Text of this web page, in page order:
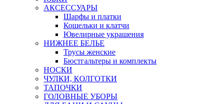
AКСЕССУАРЫ
Шарфы и платки
Кошельки и клатчи
Ювелирные украшения
НИЖНЕЕ БЕЛЬЕ
Трусы женские
Бюстгальтеры и комплекты
НОСКИ
ЧУЛКИ, КОЛГОТКИ
ТАПОЧКИ
ГОЛОВНЫЕ УБОРЫ